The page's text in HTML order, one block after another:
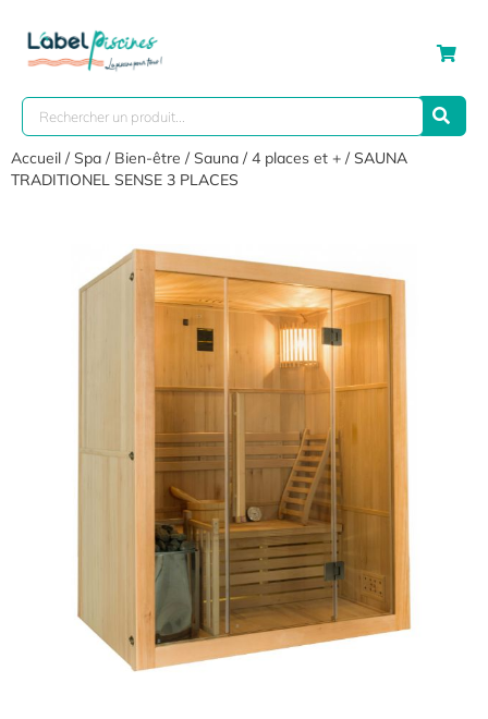
Accueil /Spa / Bien-être /Sauna /4 places et + / SAUNA
TRADITIONEL SENSE 3 PLACES